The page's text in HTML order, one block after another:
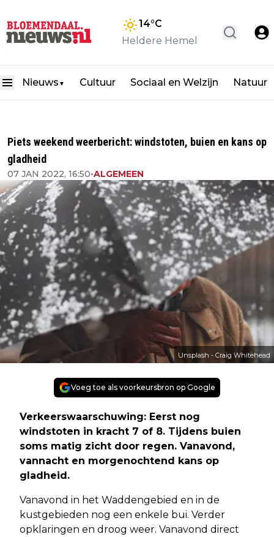
14°C
Heldere Hemel
Nieuws ▼ Cultuur Sociaal en Welzijn Natuur
Piets weekend weerbericht: windstoten, buien en kans op
gladheid
07 JAN 2022, 16:50•ALGEMEEN
Unsplash - Craig Whitehead
Voeg toe als voorkeursbron op Google
Verkeerswaarschuwing: Eerst nog
windstoten in kracht 7 of 8. Tijdens buien
soms matig zicht door regen. Vanavond,
vannacht en morgenochtend kans op
gladheid.
Vanavond in het Waddengebied en in de
kustgebieden nog een enkele bui. Verder
opklaringen en droog weer. Vanavond direct